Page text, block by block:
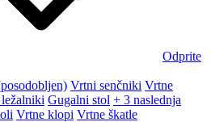
Odprite
Vrtni senčniki Vrtne
Gugalni stol + 3 naslednja
Vrtne klopi Vrtne škatle